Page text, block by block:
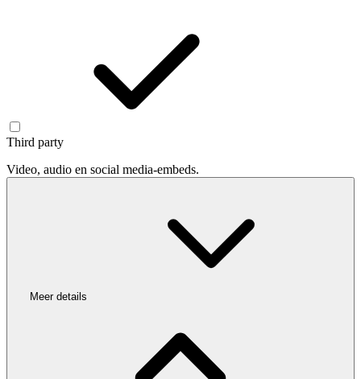
Third party
Video, audio en social media-embeds.
Meer details